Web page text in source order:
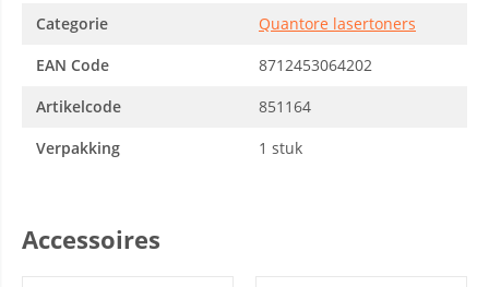
Categorie
Quantore lasertoners
EAN Code
8712453064202
Artikelcode
851164
Verpakking
1 stuk
Accessoires